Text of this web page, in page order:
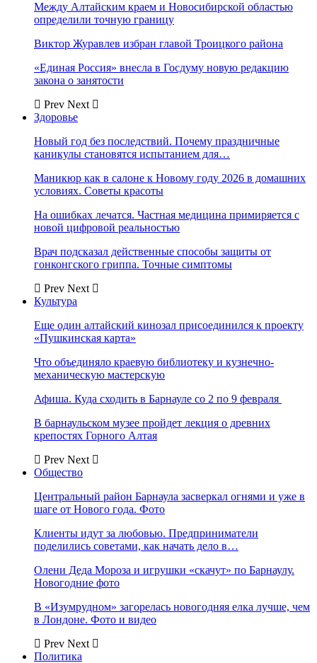
Между Алтайским краем и Новосибирской областью
определили точную границу
Виктор Журавлев избран главой Троицкого района
«Единая Россия» внесла в Госдуму новую редакцию
закона о занятости
Prev Next
Здоровье
Новый год без последствий. Почему праздничные
каникулы становятся испытанием для…
Маникюр как в салоне к Новому году 2026 в домашних
условиях. Советы красоты
На ошибках лечатся. Частная медицина примиряется с
новой цифровой реальностью
Врач подсказал действенные способы защиты от
гонконгского гриппа. Точные симптомы
Prev Next
Культура
Еще один алтайский кинозал присоединился к проекту
«Пушкинская карта»
Что объединяло краевую библиотеку и кузнечно-
механическую мастерскую
Афиша. Куда сходить в Барнауле со 2 по 9 февраля
В барнаульском музее пройдет лекция о древних
крепостях Горного Алтая
Prev Next
Общество
Центральный район Барнаула засверкал огнями и уже в
шаге от Нового года. Фото
Клиенты идут за любовью. Предприниматели
поделились советами, как начать дело в…
Олени Деда Мороза и игрушки «скачут» по Барнаулу.
Новогодние фото
В «Изумрудном» загорелась новогодняя елка лучше, чем
в Лондоне. Фото и видео
Prev Next
Политика